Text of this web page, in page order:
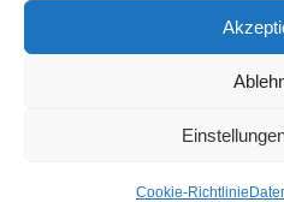
Cookie-Richtlinie
© Copyright 2024 by
trademark of the